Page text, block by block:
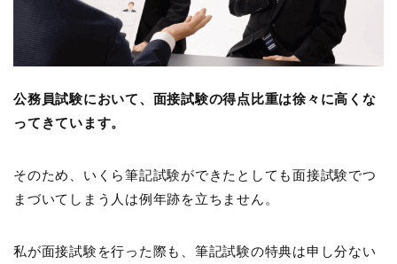
公務員試験において、面接試験の得点比重は徐々に高くな
ってきています。
そのため、いくら筆記試験ができたとしても面接試験でつ
まづいてしまう人は例年跡を立ちません。
私が面接試験を行った際も、筆記試験の特典は申し分ない